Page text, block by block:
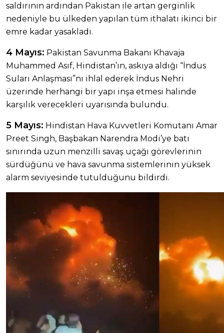
saldırının ardından Pakistan ile artan gerginlik
nedeniyle bu ülkeden yapılan tüm ithalatı ikinci bir
emre kadar yasakladı.
4 Mayıs: Pakistan Savunma Bakanı Khavaja
Muhammed Asıf, Hindistan’ın, askıya aldığı “İndus
Suları Anlaşması”nı ihlal ederek İndus Nehri
üzerinde herhangi bir yapı inşa etmesi halinde
karşılık verecekleri uyarısında bulundu.
5 Mayıs: Hindistan Hava Kuvvetleri Komutanı Amar
Preet Singh, Başbakan Narendra Modi’ye batı
sınırında uzun menzilli savaş uçağı görevlerinin
sürdüğünü ve hava savunma sistemlerinin yüksek
alarm seviyesinde tutulduğunu bildirdi.